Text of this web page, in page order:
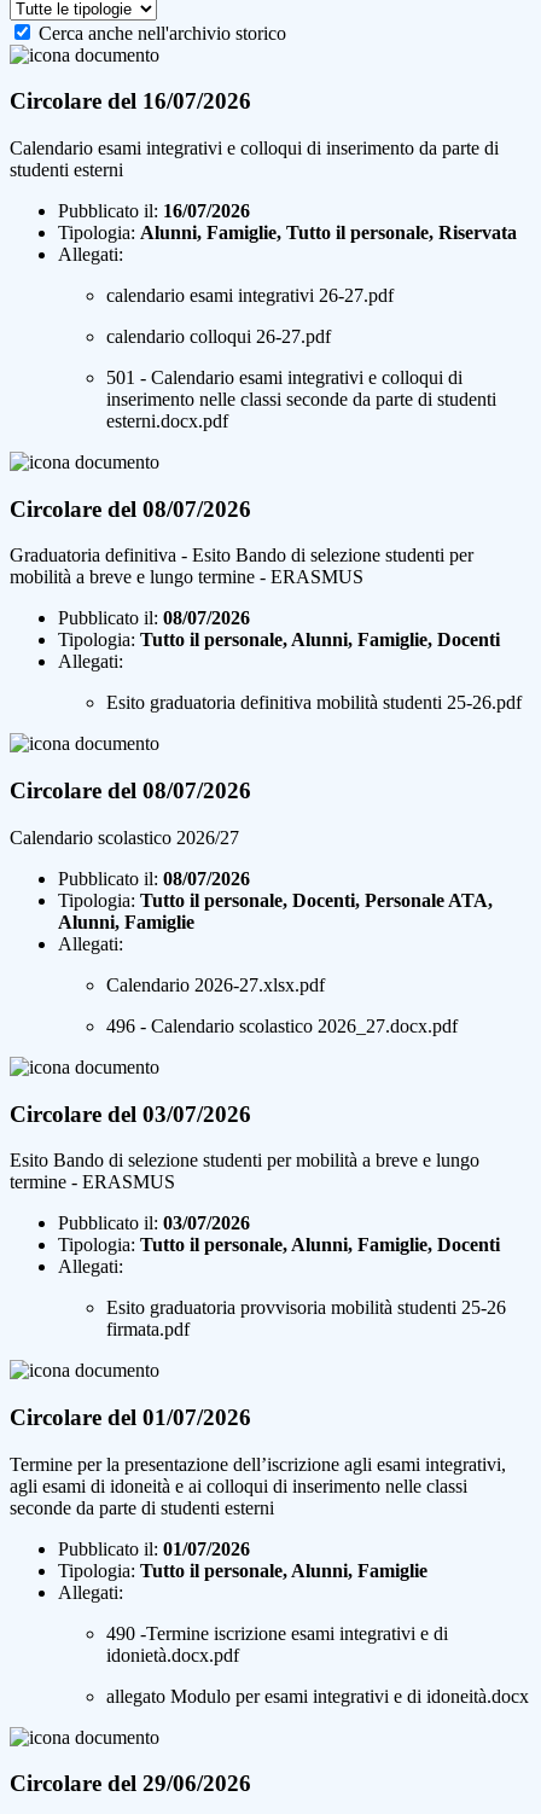
Cerca anche nell'archivio storico
Circolare del 16/07/2026
Calendario esami integrativi e colloqui di inserimento da parte di
studenti esterni
Pubblicato il: 16/07/2026
Tipologia: Alunni, Famiglie, Tutto il personale, Riservata
Allegati:
calendario esami integrativi 26-27.pdf
calendario colloqui 26-27.pdf
501 - Calendario esami integrativi e colloqui di
inserimento nelle classi seconde da parte di studenti
esterni.docx.pdf
Circolare del 08/07/2026
Graduatoria definitiva - Esito Bando di selezione studenti per
mobilità a breve e lungo termine - ERASMUS
Pubblicato il: 08/07/2026
Tipologia: Tutto il personale, Alunni, Famiglie, Docenti
Allegati:
Esito graduatoria definitiva mobilità studenti 25-26.pdf
Circolare del 08/07/2026
Calendario scolastico 2026/27
Pubblicato il: 08/07/2026
Tipologia: Tutto il personale, Docenti, Personale ATA,
Alunni, Famiglie
Allegati:
Calendario 2026-27.xlsx.pdf
496 - Calendario scolastico 2026_27.docx.pdf
Circolare del 03/07/2026
Esito Bando di selezione studenti per mobilità a breve e lungo
termine - ERASMUS
Pubblicato il: 03/07/2026
Tipologia: Tutto il personale, Alunni, Famiglie, Docenti
Allegati:
Esito graduatoria provvisoria mobilità studenti 25-26
firmata.pdf
Circolare del 01/07/2026
Termine per la presentazione dell’iscrizione agli esami integrativi,
agli esami di idoneità e ai colloqui di inserimento nelle classi
seconde da parte di studenti esterni
Pubblicato il: 01/07/2026
Tipologia: Tutto il personale, Alunni, Famiglie
Allegati:
490 -Termine iscrizione esami integrativi e di
idonietà.docx.pdf
allegato Modulo per esami integrativi e di idoneità.docx
Circolare del 29/06/2026